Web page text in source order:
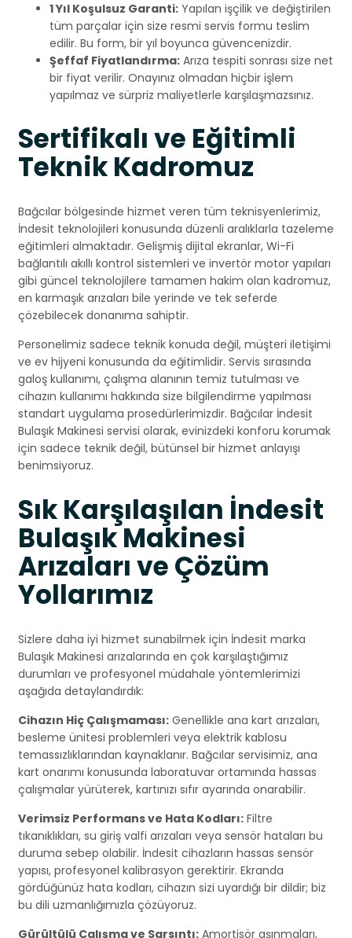
1 Yıl Koşulsuz Garanti: Yapılan işçilik ve değiştirilen
tüm parçalar için size resmi servis formu teslim
edilir. Bu form, bir yıl boyunca güvencenizdir.
Şeffaf Fiyatlandırma: Arıza tespiti sonrası size net
bir fiyat verilir. Onayınız olmadan hiçbir işlem
yapılmaz ve sürpriz maliyetlerle karşılaşmazsınız.
Sertifikalı ve Eğitimli
Teknik Kadromuz
Bağcılar bölgesinde hizmet veren tüm teknisyenlerimiz,
İndesit teknolojileri konusunda düzenli aralıklarla tazeleme
eğitimleri almaktadır. Gelişmiş dijital ekranlar, Wi-Fi
bağlantılı akıllı kontrol sistemleri ve invertör motor yapıları
gibi güncel teknolojilere tamamen hakim olan kadromuz,
en karmaşık arızaları bile yerinde ve tek seferde
çözebilecek donanıma sahiptir.
Personelimiz sadece teknik konuda değil, müşteri iletişimi
ve ev hijyeni konusunda da eğitimlidir. Servis sırasında
galoş kullanımı, çalışma alanının temiz tutulması ve
cihazın kullanımı hakkında size bilgilendirme yapılması
standart uygulama prosedürlerimizdir. Bağcılar İndesit
Bulaşık Makinesi servisi olarak, evinizdeki konforu korumak
için sadece teknik değil, bütünsel bir hizmet anlayışı
benimsiyoruz.
Sık Karşılaşılan İndesit
Bulaşık Makinesi
Arızaları ve Çözüm
Yollarımız
Sizlere daha iyi hizmet sunabilmek için İndesit marka
Bulaşık Makinesi arızalarında en çok karşılaştığımız
durumları ve profesyonel müdahale yöntemlerimizi
aşağıda detaylandırdık:
Cihazın Hiç Çalışmaması: Genellikle ana kart arızaları,
besleme ünitesi problemleri veya elektrik kablosu
temassızlıklarından kaynaklanır. Bağcılar servisimiz, ana
kart onarımı konusunda laboratuvar ortamında hassas
çalışmalar yürüterek, kartınızı sıfır ayarında onarabilir.
Verimsiz Performans ve Hata Kodları: Filtre
tıkanıklıkları, su giriş valfi arızaları veya sensör hataları bu
duruma sebep olabilir. İndesit cihazların hassas sensör
yapısı, profesyonel kalibrasyon gerektirir. Ekranda
gördüğünüz hata kodları, cihazın sizi uyardığı bir dildir; biz
bu dili uzmanlığımızla çözüyoruz.
Gürültülü Çalışma ve Sarsıntı: Amortisör aşınmaları,